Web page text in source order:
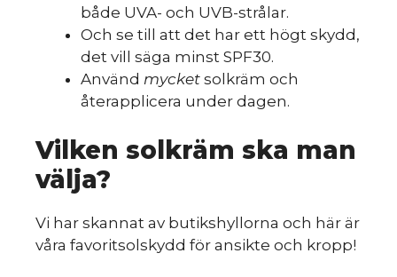
både UVA- och UVB-strålar.
Och se till att det har ett högt skydd,
det vill säga minst SPF30.
Använd mycket solkräm och
återapplicera under dagen.
Vilken solkräm ska man
välja?
Vi har skannat av butikshyllorna och här är
våra favoritsolskydd för ansikte och kropp!